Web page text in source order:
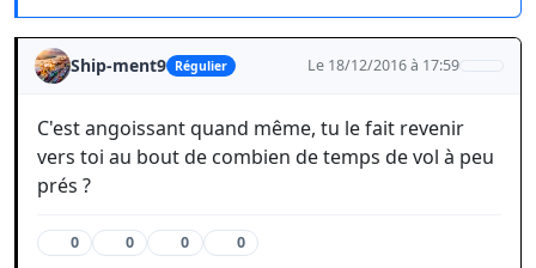
Ship-ment9 Régulier Le 18/12/2016 à 17:59
C'est angoissant quand même, tu le fait revenir
vers toi au bout de combien de temps de vol à peu
prés ?
0 0 0 0